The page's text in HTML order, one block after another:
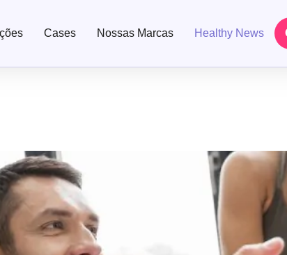
Cases Nossas Marcas Healthy News